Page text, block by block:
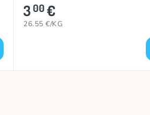
300€
26.55 €/KG